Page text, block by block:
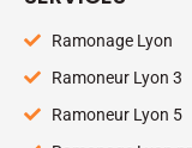
Ramonage Lyon
Ramoneur Lyon 3
Ramoneur Lyon 5